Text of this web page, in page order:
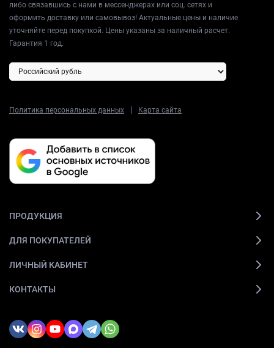
либо связавшись с нами в мессенджерах или соц. сетях и
оформить доставку или самовывоз! Актуальные цены и наличие
уточняйте перед покупкой. Цены указаны за наличный расчет.
Гарантия 1 год.
Политика персональных данных | Карта сайта
ПРОДУКЦИЯ
ДЛЯ ПОКУПАТЕЛЕЙ
ЛИЧНЫЙ КАБИНЕТ
КОНТАКТЫ